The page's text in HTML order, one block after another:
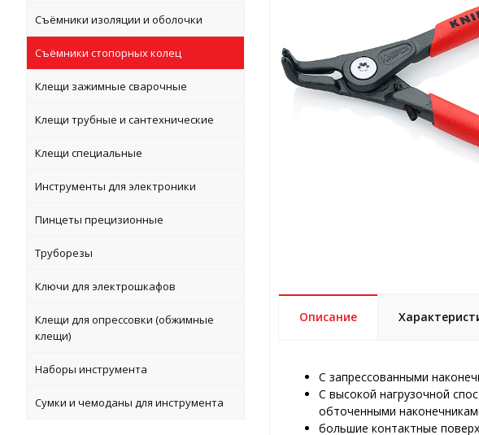
Съёмники изоляции и оболочки
Съёмники стопорных колец
Клещи зажимные сварочные
Клещи трубные и сантехнические
Клещи специальные
Инструменты для электроники
Пинцеты прецизионные
Труборезы
Ключи для электрошкафов
Клещи для опрессовки (обжимные
клещи)
Наборы инструмента
Сумки и чемоданы для инструмента
Описание
C запрессованными
C высокой нагрузочной
обточенными
большие контактные